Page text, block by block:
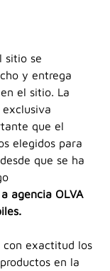
sitio se
y entrega
el sitio. La
que el
elegidos para
que se ha
agencia OLVA
con exactitud los
en la